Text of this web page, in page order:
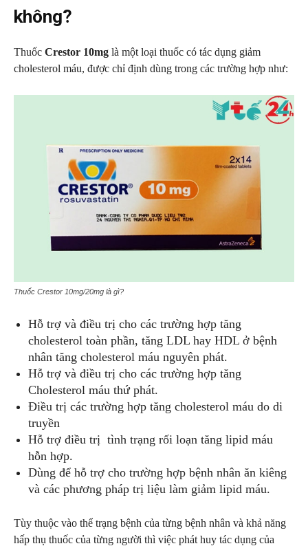
không?
Thuốc Crestor 10mg là một loại thuốc có tác dụng giảm
cholesterol máu, được chỉ định dùng trong các trường hợp như:
Thuốc Crestor 10mg/20mg là gì?
Hỗ trợ và điều trị cho các trường hợp tăng
cholesterol toàn phần, tăng LDL hay HDL ở bệnh
nhân tăng cholesterol máu nguyên phát.
Hỗ trợ và điều trị cho các trường hợp tăng
Cholesterol máu thứ phát.
Điều trị các trường hợp tăng cholesterol máu do di
truyền
Hỗ trợ điều trị tình trạng rối loạn tăng lipid máu
hỗn hợp.
Dùng để hỗ trợ cho trường hợp bệnh nhân ăn kiêng
và các phương pháp trị liệu làm giảm lipid máu.
Tùy thuộc vào thể trạng bệnh của từng bệnh nhân và khả năng
hấp thụ thuốc của từng người thì việc phát huy tác dụng của